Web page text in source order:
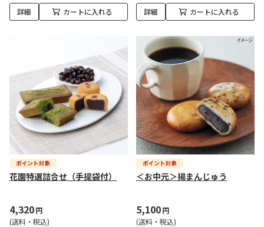
詳細 カートに入れる 詳細 カートに入れる
花園特選詰合せ（手提袋付）
4,320円
(送料・税込)
＜お中元＞揚まんじゅう
5,100円
(送料・税込)